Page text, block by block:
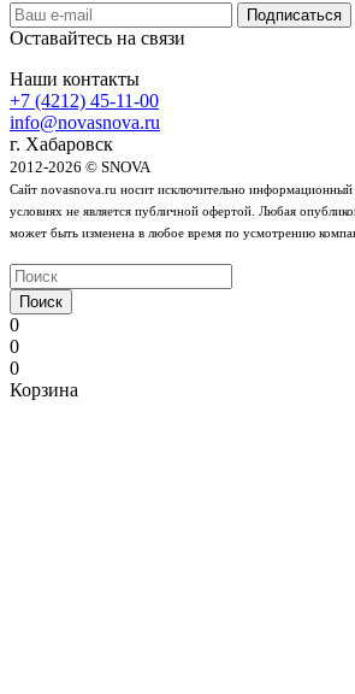
Оставайтесь на связи
Наши контакты
+7 (4212) 45-11-00
info@novasnova.ru
г. Хабаровск
2012-2026 © SNOVA
Сайт novasnova.ru носит исключительно информационный
условиях не является публичной офертой. Любая
может быть изменена в любое время по усмотрению
Поиск
0
0
0
Корзина